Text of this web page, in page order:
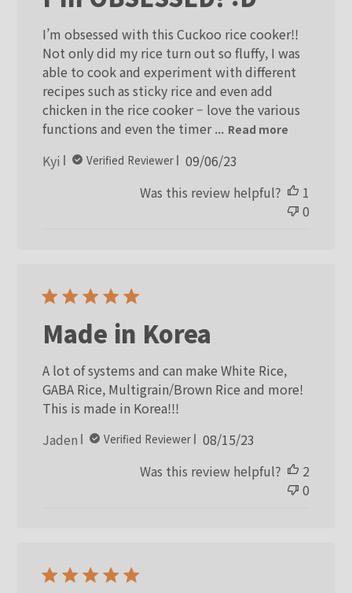
I’m obsessed with this Cuckoo rice cooker!!
Not only did my rice turn out so fluffy, I was
able to cook and experiment with different
recipes such as sticky rice and even add
chicken in the rice cooker – love the various
functions and even the timer ... Read more
Kyi Verified Reviewer
Published
09/06/23
Was this review helpful?
1
0
Made in Korea
A lot of systems and can make White Rice,
GABA Rice, Multigrain/Brown Rice and more!
This is made in Korea!!!
Jaden
Verified Reviewer
Published
08/15/23
Was this review helpful?
2
0